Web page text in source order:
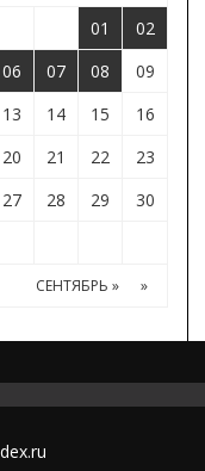
01
02
06 07 08
09
13 14 15
16
20 21 22
23
27 28 29
30
СЕНТЯБРЬ » »